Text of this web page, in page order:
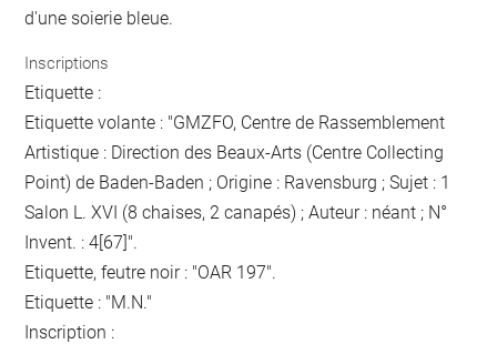
d'une soierie bleue.
Inscriptions
Etiquette :
Etiquette volante : "GMZFO, Centre de Rassemblement
Artistique : Direction des Beaux-Arts (Centre Collecting
Point) de Baden-Baden ; Origine : Ravensburg ; Sujet : 1
Salon L. XVI (8 chaises, 2 canapés) ; Auteur : néant ; N°
Invent. : 4[67]".
Etiquette, feutre noir : "OAR 197".
Etiquette : "M.N."
Inscription :